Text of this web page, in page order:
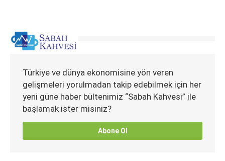
Türkiye ve dünya ekonomisine yön veren
gelişmeleri yorulmadan takip edebilmek için her
yeni güne haber bültenimiz “Sabah Kahvesi” ile
başlamak ister misiniz?
Abone Ol